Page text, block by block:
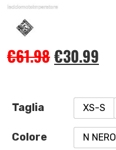
€61.98€30.99
Taglia XS-S
Colore N NERO